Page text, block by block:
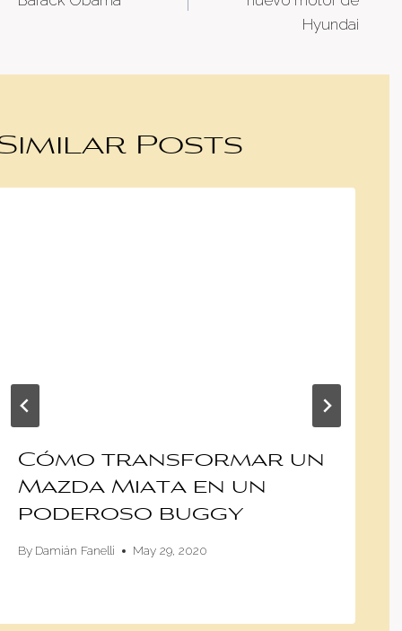
Hyundai
Posts
Cómo transformar un
Mazda Miata en un
poderoso buggy
By Damián Fanelli May 29, 2020